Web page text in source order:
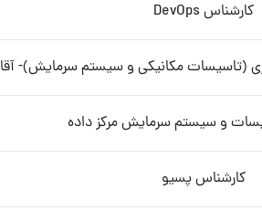
کارشناس DevOps
(تاسیسات مکانیکی و سیستم سرمایش)- آقا
و سیستم سرمایش مرکز داده
کارشناس پسیو